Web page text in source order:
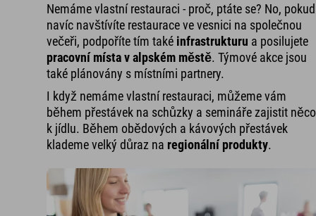
Nemáme vlastní restauraci - proč, ptáte se? No, pokud
navíc navštívíte restaurace ve vesnici na společnou
večeři, podpoříte tím také infrastrukturu a posilujete
pracovní místa v alpském městě. Týmové akce jsou
také plánovány s místními partnery.
I když nemáme vlastní restauraci, můžeme vám
během přestávek na schůzky a semináře zajistit něco
k jídlu. Během obědových a kávových přestávek
klademe velký důraz na regionální produkty.